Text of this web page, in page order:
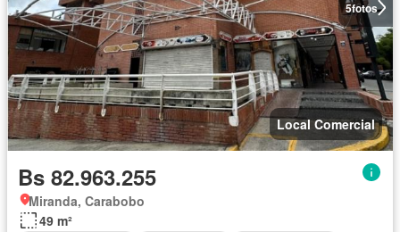
5fotos
Local Comercial
Bs 82.963.255
Miranda, Carabobo
49 m²